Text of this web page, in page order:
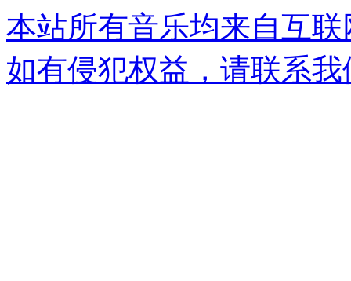
本站所有音乐均来自互
如有侵犯权益，请联系